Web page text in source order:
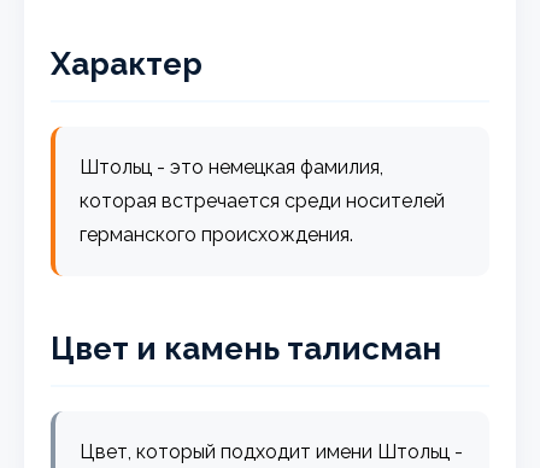
Характер
Штольц - это немецкая фамилия,
которая встречается среди носителей
германского происхождения.
Цвет и камень талисман
Цвет, который подходит имени Штольц -